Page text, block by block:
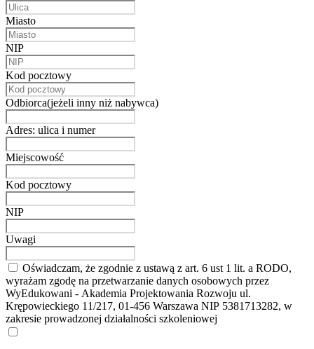
Miasto
NIP
Kod pocztowy
Odbiorca(jeżeli inny niż nabywca)
Adres: ulica i numer
Miejscowość
Kod pocztowy
NIP
Uwagi
Oświadczam, że zgodnie z ustawą z art. 6 ust 1 lit. a RODO,
wyrażam zgodę na przetwarzanie danych osobowych przez
WyEdukowani - Akademia Projektowania Rozwoju ul.
Krępowieckiego 11/217, 01-456 Warszawa NIP 5381713282, w
zakresie prowadzonej działalności szkoleniowej